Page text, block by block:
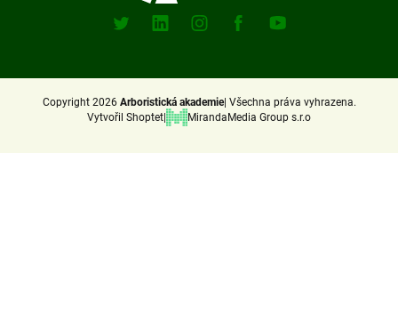
sitě
X
LinkedinInstagramFacebookYoutube
Vytvořil Shoptet MirandaMedia Group s.r.o
Copyright 2026 Arboristická akademie Všechna práva vyhrazena.